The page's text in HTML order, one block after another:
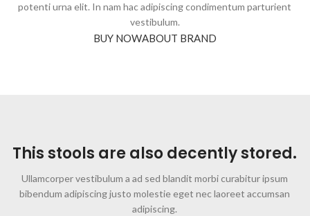
potenti urna elit. In nam hac adipiscing condimentum parturient
vestibulum.
BUY NOWABOUT BRAND
This stools are also decently stored.
Ullamcorper vestibulum a ad sed blandit morbi curabitur ipsum
bibendum adipiscing justo molestie eget nec laoreet accumsan
adipiscing.